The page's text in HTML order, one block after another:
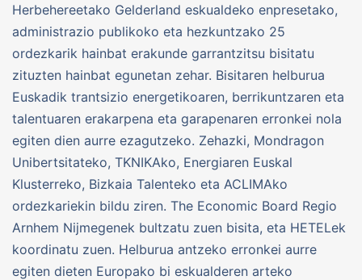
Herbehereetako Gelderland eskualdeko enpresetako,
administrazio publikoko eta hezkuntzako 25
ordezkarik hainbat erakunde garrantzitsu bisitatu
zituzten hainbat egunetan zehar. Bisitaren helburua
Euskadik trantsizio energetikoaren, berrikuntzaren eta
talentuaren erakarpena eta garapenaren erronkei nola
egiten dien aurre ezagutzeko. Zehazki, Mondragon
Unibertsitateko, TKNIKAko, Energiaren Euskal
Klusterreko, Bizkaia Talenteko eta ACLIMAko
ordezkariekin bildu ziren. The Economic Board Regio
Arnhem Nijmegenek bultzatu zuen bisita, eta HETELek
koordinatu zuen. Helburua antzeko erronkei aurre
egiten dieten Europako bi eskualderen arteko